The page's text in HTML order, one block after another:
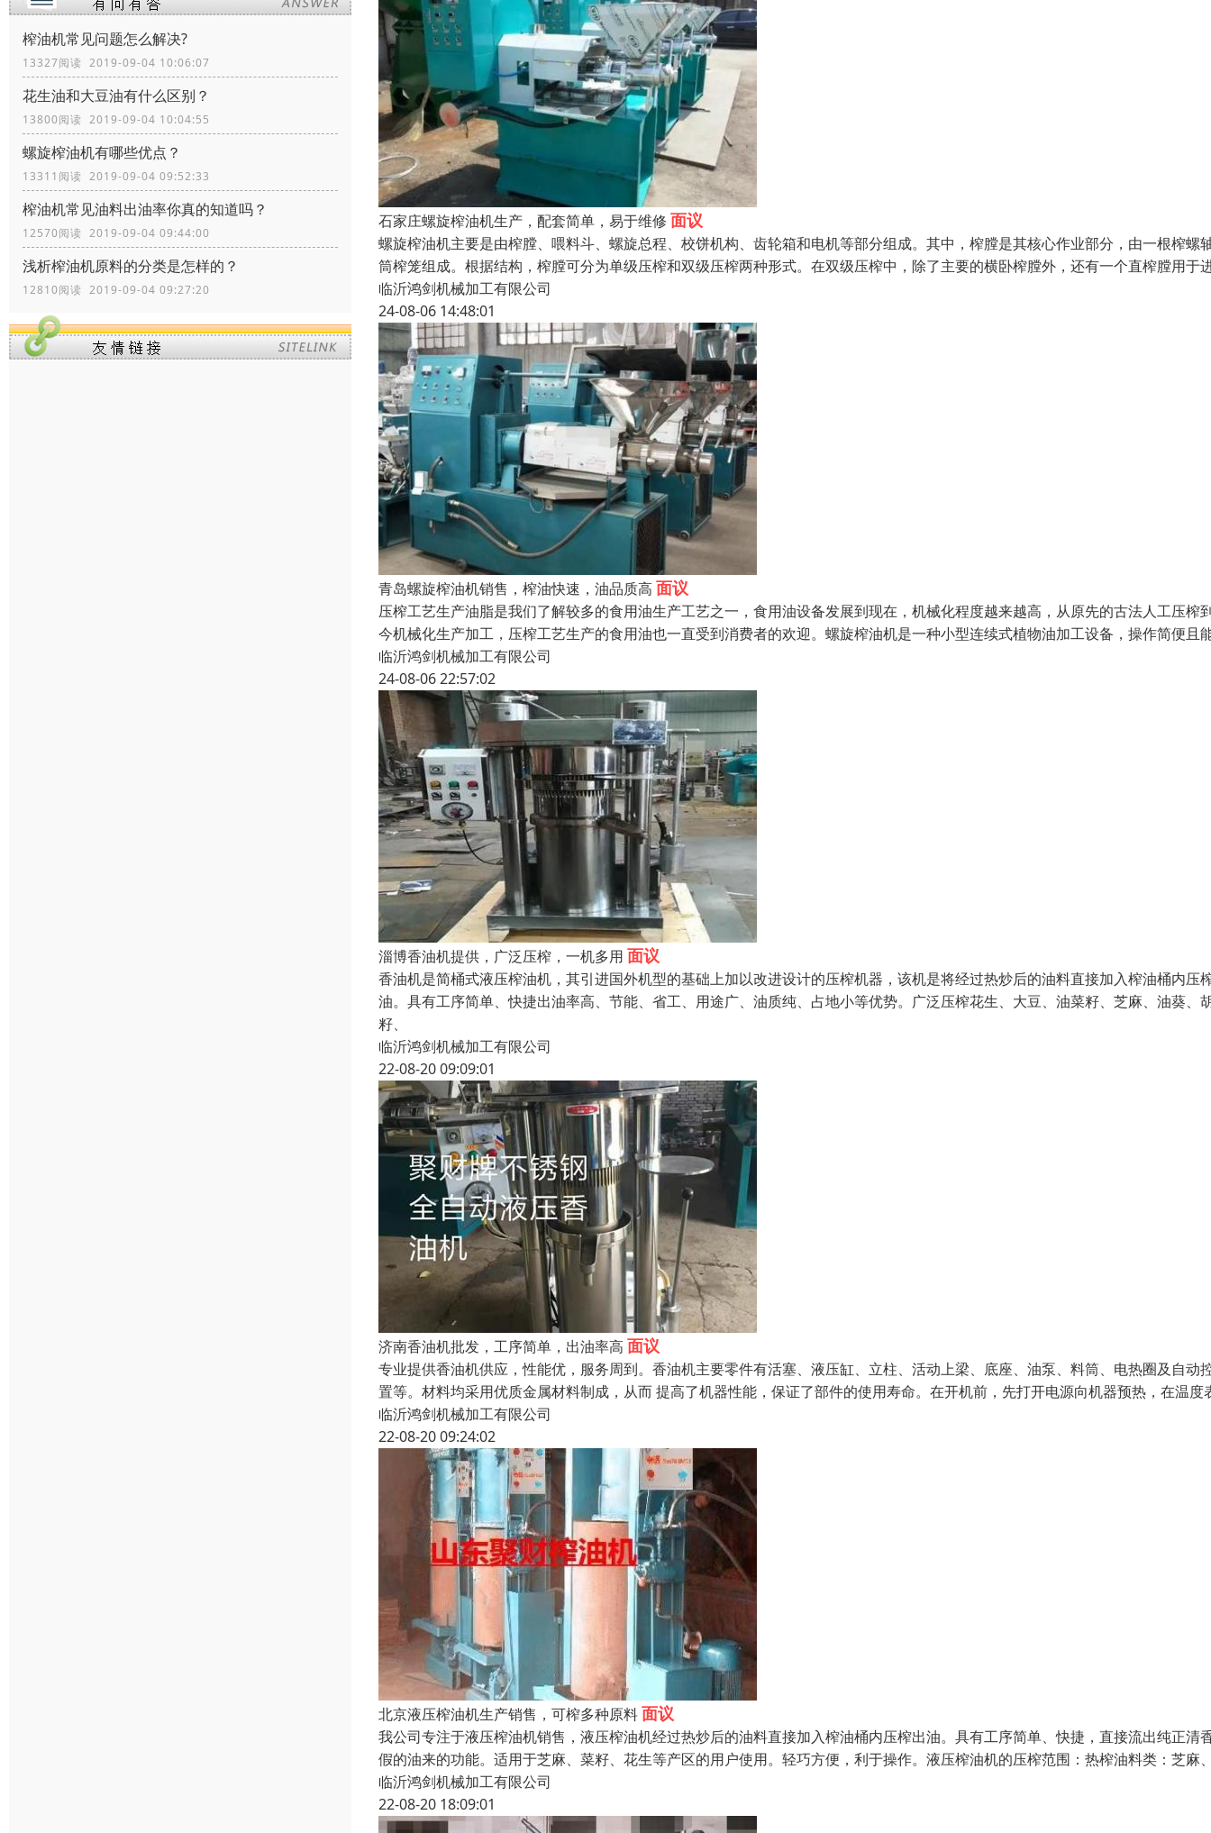
榨油机常见问题怎么解决?
13327阅读 2019-09-04 10:06:07
花生油和大豆油有什么区别？
13800阅读 2019-09-04 10:04:55
螺旋榨油机有哪些优点？
13311阅读 2019-09-04 09:52:33
榨油机常见油料出油率你真的知道吗？
12570阅读 2019-09-04 09:44:00
浅析榨油机原料的分类是怎样的？
12810阅读 2019-09-04 09:27:20
石家庄螺旋榨油机生产，配套简单，易于维修 面议
螺旋榨油机主要是由榨膛、喂料斗、螺旋总程、校饼机构、齿轮箱和电机等部分组成。其中，榨膛是其核心作业部分，由一根榨螺
筒榨笼组成。根据结构，榨膛可分为单级压榨和双级压榨两种形式。在双级压榨中，除了主要的横卧榨膛外，还有一个直榨膛用于
临沂鸿剑机械加工有限公司
24-08-06 14:48:01
青岛螺旋榨油机销售，榨油快速，油品质高 面议
压榨工艺生产油脂是我们了解较多的食用油生产工艺之一，食用油设备发展到现在，机械化程度越来越高，从原先的古法人工压榨
今机械化生产加工，压榨工艺生产的食用油也一直受到消费者的欢迎。螺旋榨油机是一种小型连续式植物油加工设备，操作简便且
临沂鸿剑机械加工有限公司
24-08-06 22:57:02
淄博香油机提供，广泛压榨，一机多用 面议
香油机是简桶式液压榨油机，其引进国外机型的基础上加以改进设计的压榨机器，该机是将经过热炒后的油料直接加入榨油桶内压
油。具有工序简单、快捷出油率高、节能、省工、用途广、油质纯、占地小等优势。广泛压榨花生、大豆、油菜籽、芝麻、油葵、
籽、
临沂鸿剑机械加工有限公司
22-08-20 09:09:01
济南香油机批发，工序简单，出油率高 面议
专业提供香油机供应，性能优，服务周到。香油机主要零件有活塞、液压缸、立柱、活动上梁、底座、油泵、料筒、电热圈及自动
置等。材料均采用优质金属材料制成，从而 提高了机器性能，保证了部件的使用寿命。在开机前，先打开电源向机器预热，在温度
临沂鸿剑机械加工有限公司
22-08-20 09:24:02
北京液压榨油机生产销售，可榨多种原料面议
我公司专注于液压榨油机销售，液压榨油机经过热炒后的油料直接加入榨油桶内压榨出油。具有工序简单、快捷，直接流出纯正清
假的油来的功能。适用于芝麻、菜籽、花生等产区的用户使用。轻巧方便，利于操作。液压榨油机的压榨范围：热榨油料类：芝麻
临沂鸿剑机械加工有限公司
22-08-20 18:09:01